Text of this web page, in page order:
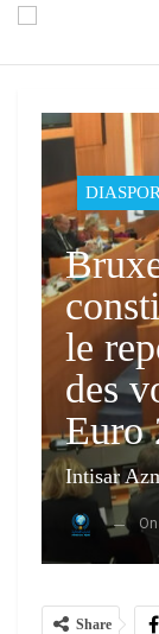
le
des
Euro
Intisar
On
Share